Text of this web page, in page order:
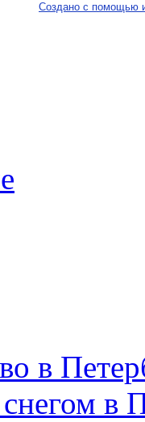
Создано с помощью
в
в